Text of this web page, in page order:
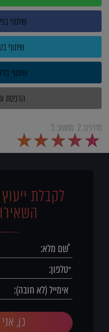
שיתוף
שיתוף
שיתוף
הדפסת
מדרגים: 2 ממוצע:5
1
2
3
4
5
לקבלת
כן,